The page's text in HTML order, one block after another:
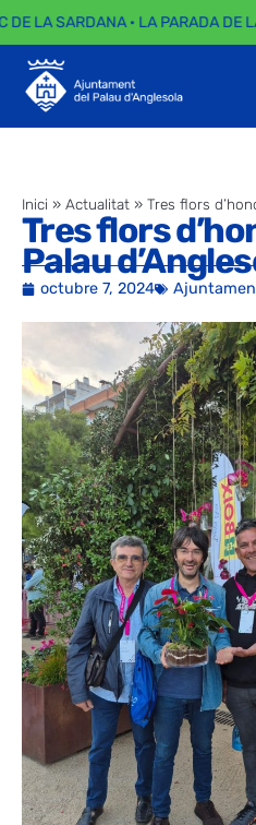
DE LA SARDANA · LA PARADA DE
Inici » Actualitat » Tres flors
Tres flors
Palau
octubre 7, 2024